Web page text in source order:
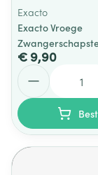
Exacto
Exacto Vroege
€ 9,90